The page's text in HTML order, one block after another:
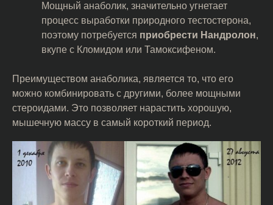
Мощный анаболик, значительно угнетает
процесс выработки природного тестостерона,
поэтому потребуется приобрести Нандролон,
вкупе с Кломидом или Тамоксифеном.
Преимуществом анаболика, является то, что его
можно комбинировать с другими, более мощными
стероидами. Это позволяет нарастить хорошую,
мышечную массу в самый короткий период.